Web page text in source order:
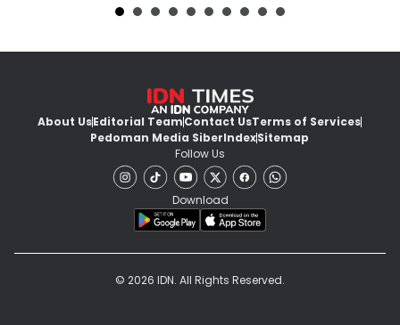
About UsEditorial TeamContact UsTerms of Services
Pedoman Media SiberIndexSitemap
Follow Us
Download
© 2026 IDN. All Rights Reserved.